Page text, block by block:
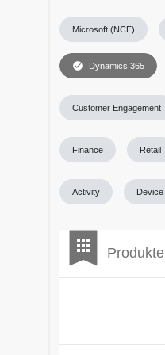
Microsoft (NCE)
check_circle Dynamics 365
Customer Engagement
Finance Retail
Activity Device
bookmark
apps Produkte